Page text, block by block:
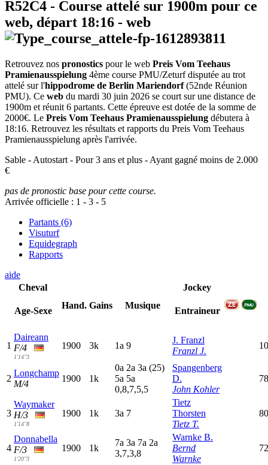
R52C4 - Course attelé sur 1900m pour ce
web, départ 18:16 - web
Retrouvez nos pronostics pour le web Preis Vom Teehaus
Pramienausspielung 4ème course PMU/Zeturf disputée au trot
attelé sur l'hippodrome de Berlin Mariendorf(52nde Réunion
PMU). Ce web du mardi 30 juin 2026 se court sur une distance de
1900m et réunit 6 partants. Cette épreuve est dotée de la somme de
2000€. Le Preis Vom Teehaus Pramienausspielung débutera à
18:16. Retrouvez les résultats et rapports du Preis Vom Teehaus
Pramienausspielung après l'arrivée.
Sable - Autostart - Pour 3 ans et plus - Ayant gagné moins de 2.000
€
pas de pronostic base pour cette course.
Arrivée officielle : 1 - 3 - 5
Partants (6)
Visuturf
Equidegraph
Rapports
aide
Cheval
Age-Sexe
Hand. Gains Musique
Jockey
Entraineur
1
Daireann
F/4
1'14"3
1900 3k 1a 9
J. Franzl
Franzl J.
2
Longchamp
M/4
1900 1k
0a 2a 3a (25)
5a 5a
0,8,7,5,5
Spangenberg
D.
John Kohler
3
Waymaker
H/3
1'14"8
1900 1k 3a 7
Tietz
Thorsten
Tietz T.
4
Donnabella
F/3
1'20"3
1900 1k
7a 3a 7a 2a
3,7,3,8
Warnke B.
Bernd
Warnke